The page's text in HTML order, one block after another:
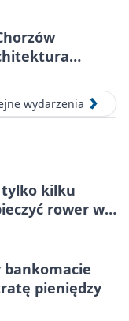
wydarzenia
tylko kilku
rower w
bankomacie
pieniędzy